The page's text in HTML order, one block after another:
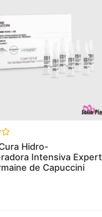
Hidro-
Intensiva Expert
de Capuccini